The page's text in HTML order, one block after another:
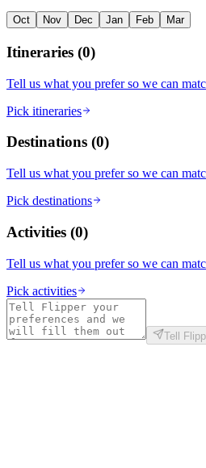
Oct Nov Dec Jan Feb Mar
Itineraries (0)
Tell us what you prefer so we can
Pick itineraries
Destinations (0)
Tell us what you prefer so we can
Pick destinations
Activities (0)
Tell us what you prefer so we can
Pick activities
Tell